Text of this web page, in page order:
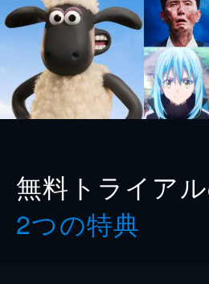
無料トライア
2つの特典